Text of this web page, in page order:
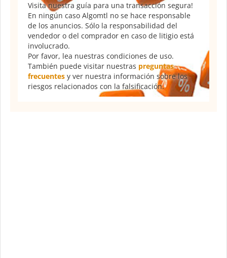
Visita nuestra guía para una transacción segura!
En ningún caso Algomtl no se hace responsable
de los anuncios. Sólo la responsabilidad del
vendedor o del comprador en caso de litigio está
involucrado.
Por favor, lea nuestras condiciones de uso.
También puede visitar nuestras preguntas
frecuentes y ver nuestra información sobre los
riesgos relacionados con la falsificación.